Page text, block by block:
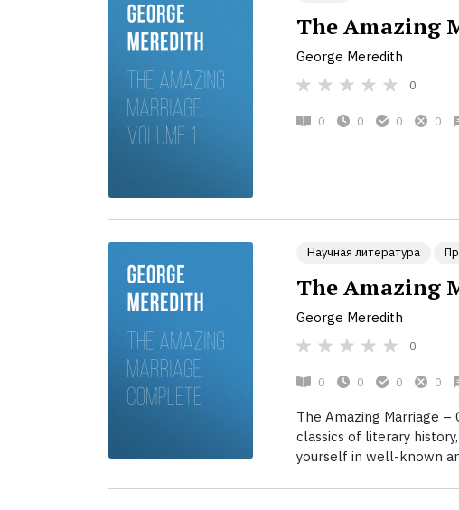
The Amazing
George Meredith
0
0 0 0 0
Научная литература
The Amazing
George Meredith
0
0 0 0 0
The Amazing Marriage
classics of literary
yourself in well-known